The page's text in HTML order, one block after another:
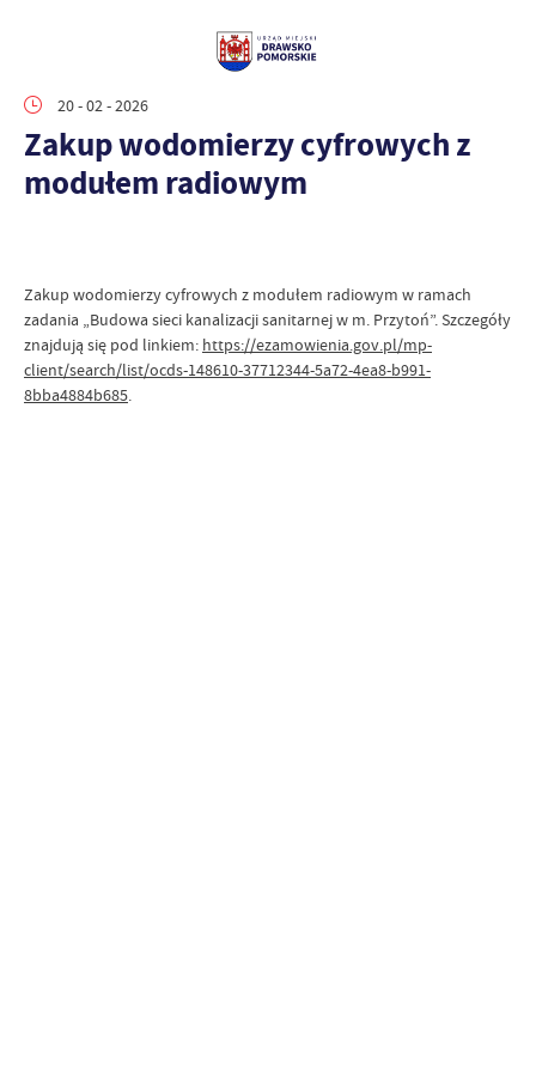
20 - 02 - 2026
Zakup wodomierzy cyfrowych z
modułem radiowym
Zakup wodomierzy cyfrowych z modułem radiowym w ramach
zadania „Budowa sieci kanalizacji sanitarnej w m. Przytoń”. Szczegóły
znajdują się pod linkiem: https://ezamowienia.gov.pl/mp-
client/search/list/ocds-148610-37712344-5a72-4ea8-b991-
8bba4884b685.